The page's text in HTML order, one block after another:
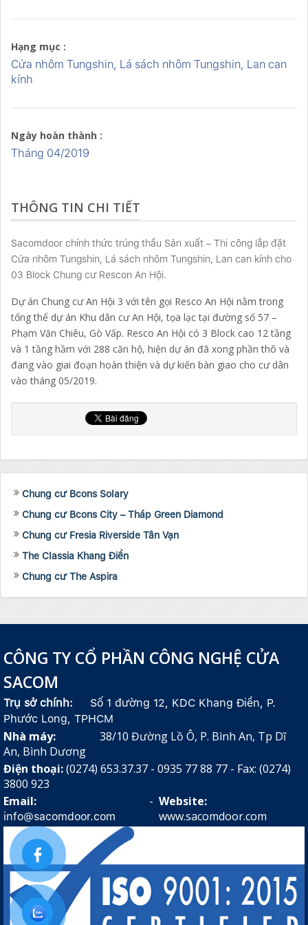
Hạng mục :
Cửa nhôm Tungshin, Lá sách nhôm Tungshin, Lan can
kính
Ngày hoàn thành :
Tháng 04/2019
THÔNG TIN CHI TIẾT
Sacomdoor chính thức trúng thầu Sản xuất – Thi công lắp đặt
Cửa nhôm Tungshin, Lá sách nhôm Tungshin, Lan can kính cho
03 Block Chung cư Rescon An Hội.
Dự án Chung cư An Hội 3 với tên gọi Resco An Hội nằm trong
tổng thể dự án Khu dân cư An Hội, tọa lạc tại đường số 57 –
Phạm Văn Chiêu, Gò Vấp. Resco An Hội có 3 Block cao 12 tầng
và 1 tầng hầm với 288 căn hộ, hiện dự án đã xong phần thô và
đang vào giai đoạn hoàn thiện và dự kiến bàn giao cho cư dân
vào tháng 05/2019.
Chung cư Bcons Solary
Chung cư Bcons City – Tháp Green Diamond
Chung cư Fresia Riverside Tân Vạn
The Classia Khang Điền
Chung cư The Aspira
CÔNG TY CỔ PHẦN CÔNG NGHỆ CỬA
SACOM
Trụ sở chính:
Số 1 đường 12, KDC Khang Điền, P.
Phước Long, TPHCM
Nhà máy: 38/10 Đường Lồ Ô, P. Bình An, Tp Dĩ
An, Bình Dương
Điện thoại:(0274) 653.37.37 - 0935 77 88 77 - Fax: (0274)
3800 923
Email:
info@sacomdoor.com
- Website:
www.sacomdoor.com